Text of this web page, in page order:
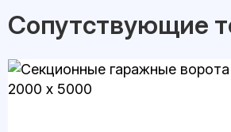
Сопутствующие